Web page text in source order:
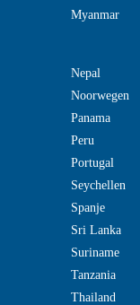
Myanmar
Nepal
Noorwegen
Panama
Peru
Portugal
Seychellen
Spanje
Sri Lanka
Suriname
Tanzania
Thailand